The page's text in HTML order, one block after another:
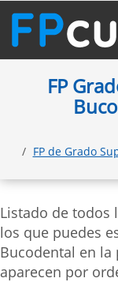
FP
FP de Grado
Listado de todos
los que puedes
Bucodental en la
aparecen por